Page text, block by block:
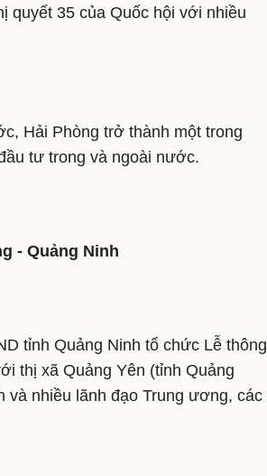
quyết 35 của Quốc hội với nhiều
Hải Phòng trở thành một trong
tư trong và ngoài nước.
- Quảng Ninh
tỉnh Quảng Ninh tổ chức Lễ thông
thị xã Quảng Yên (tỉnh Quảng
và nhiều lãnh đạo Trung ương, các